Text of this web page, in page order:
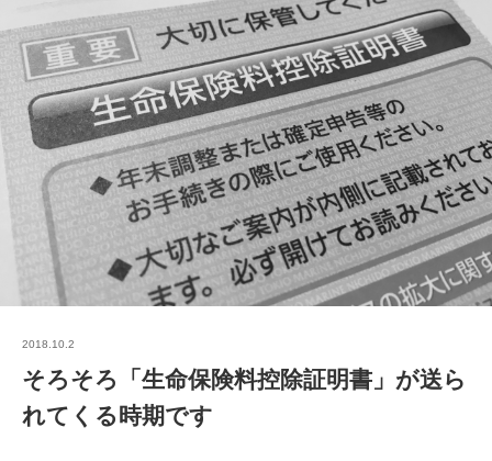
2018.10.2
そろそろ「生命保険料控除証明書」が送ら
れてくる時期です